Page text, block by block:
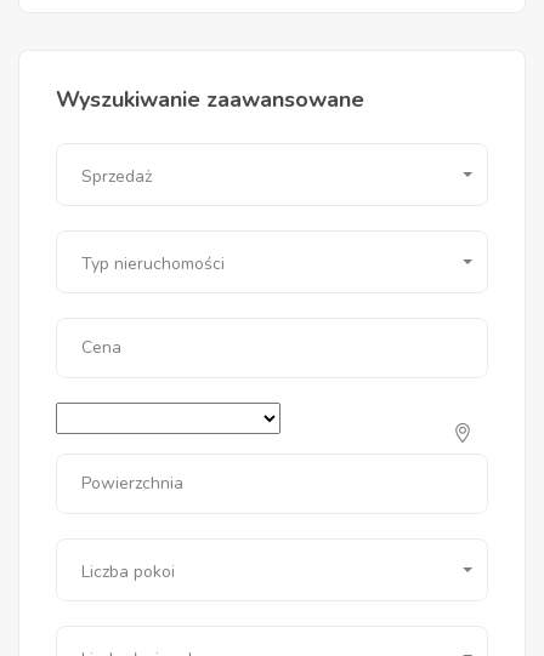
Wyszukiwanie zaawansowane
Sprzedaż
Typ nieruchomości
Cena
Powierzchnia
Liczba pokoi